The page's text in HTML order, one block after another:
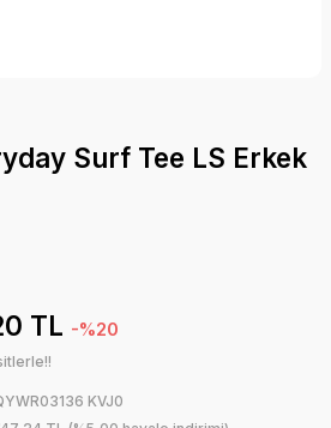
Surf Tee LS Erkek
TL -%20
KVJ0